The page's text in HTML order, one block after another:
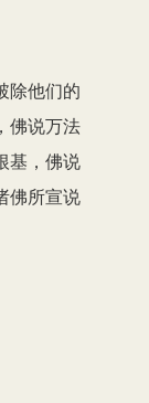
除他们的
佛说万法
基，佛说
佛所宣说